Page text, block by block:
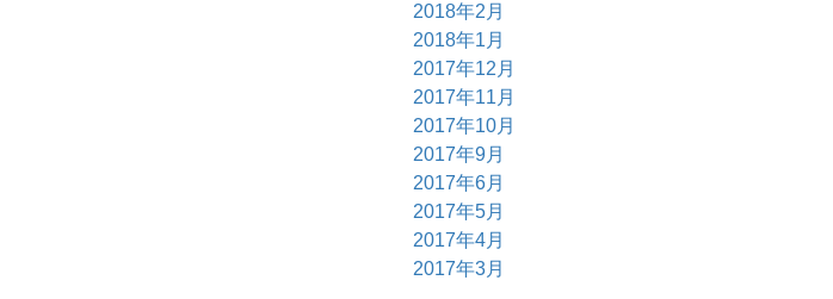
2018年2月
2018年1月
2017年12月
2017年11月
2017年10月
2017年9月
2017年6月
2017年5月
2017年4月
2017年3月